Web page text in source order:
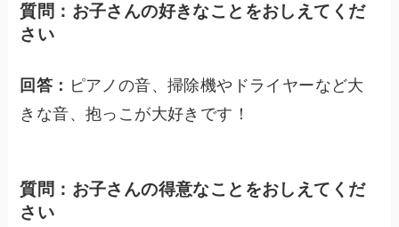
質問：お子さんの好きなことをおしえてくだ
さい
回答： ピアノの音、掃除機やドライヤーなど大
きな音、抱っこが大好きです！
質問：お子さんの得意なことをおしえてくだ
さい